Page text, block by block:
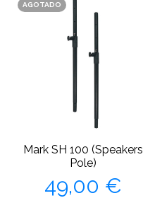
AGOTADO
Mark SH 100 (Speakers
Pole)
Precio
49,00 €